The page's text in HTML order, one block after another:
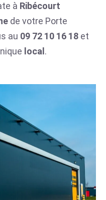
à Ribécourt
de votre Porte
au 09 72 10 16 18 et
local .